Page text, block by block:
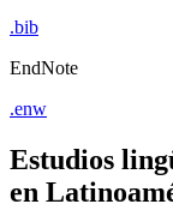
.bib
EndNote
.enw
Estudios
en